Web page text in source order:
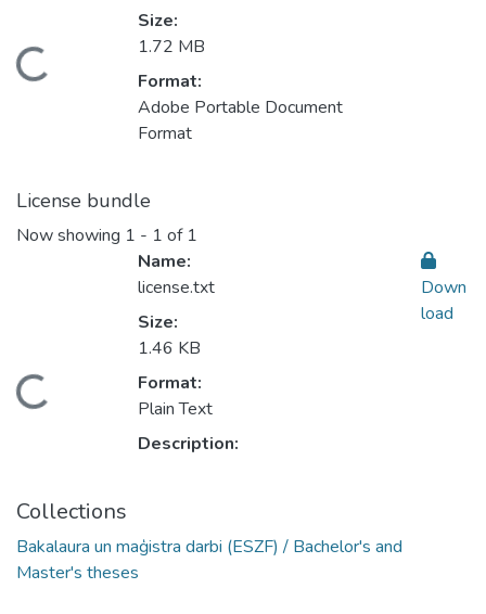
Size:
1.72 MB
Format:
Adobe Portable Document
Format
License bundle
Now showing 1 - 1 of 1
Name:
license.txt
Size:
1.46 KB
Format:
Plain Text
Description:
Down
load
Collections
Bakalaura un maģistra darbi (ESZF) / Bachelor's and
Master's theses